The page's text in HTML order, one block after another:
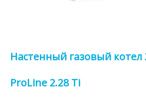
Настенный газовый котел
ProLine 2.28 Ti